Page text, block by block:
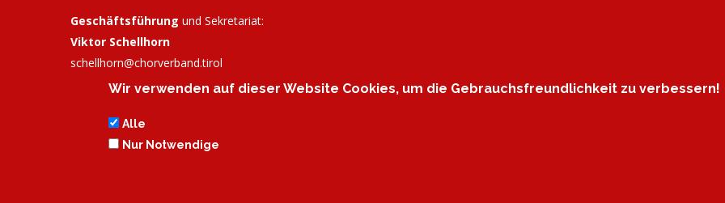
Geschäftsführung und Sekretariat:
Viktor Schellhorn
schellhorn@chorverband.tirol
Bankverbindung:Tiroler Sparkasse, IBAN: AT72
2050 3033 0298 8625, BIC: SPIHAT22XXX
Wir verwenden auf dieser Website Cookies, um die Gebrauchsfreundlichkeit zu verbessern!
Alle
Nur Notwendige